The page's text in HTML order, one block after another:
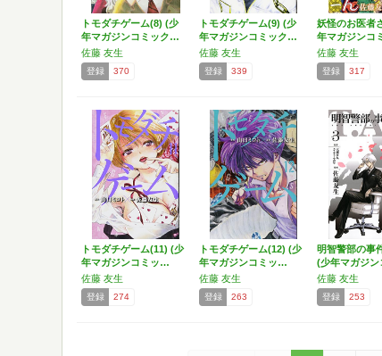
トモダチゲーム(8) (少
年マガジンコミック…
佐藤 友生
登録 370
トモダチゲーム(9) (少
年マガジンコミック…
佐藤 友生
登録 339
妖怪のお医者
年マガジンコ
佐藤 友生
登録 317
トモダチゲーム(11) (少
年マガジンコミッ…
佐藤 友生
登録 274
トモダチゲーム(12) (少
年マガジンコミッ…
佐藤 友生
登録 263
明智警部の事
(少年マガジ
佐藤 友生
登録 253